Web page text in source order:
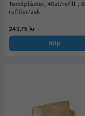
Textilplåster, 40st/refill , 6
refiller/ask
243,75 kr
Köp